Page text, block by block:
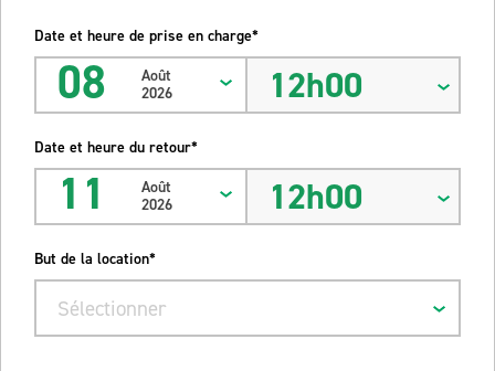
Date et heure de prise en charge*
08
Août
2026
12h00
Date et heure du retour*
11
Août
2026
12h00
But de la location*
Sélectionner